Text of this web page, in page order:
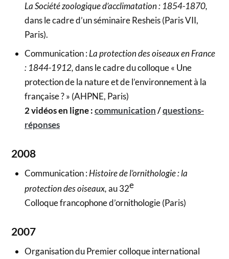
La Société zoologique d’acclimatation : 1854-1870,
dans le cadre d’un séminaire Resheis (Paris VII,
Paris).
Communication :La protection des oiseaux en France
: 1844-1912,dans le cadre du colloque « Une
protection de la nature et de l’environnement à la
française ? » (AHPNE, Paris)
2 vidéos en ligne :communication/questions-
réponses
2008
Communication :Histoire de l’ornithologie : la
protection des oiseaux,au 32e
Colloque francophone d’ornithologie (Paris)
2007
Organisation du Premier colloque international